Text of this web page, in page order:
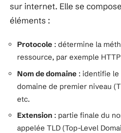
sur internet. Elle se
éléments :
Protocole : détermine la
ressource, par exemple
Nom de domaine : identifie
domaine de premier niveau
etc.
Extension : partie finale du
appelée TLD (Top-Level